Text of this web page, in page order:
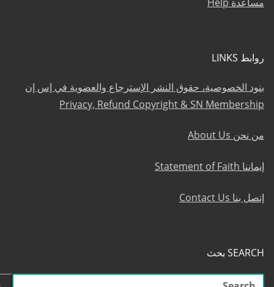
روابط LINKS
بنود الخصوصية، حقوق النشر الإسترجاع والعضوية في إس إن
Privacy, Refund Copyright & SN Membership
من نحن About Us
إيماننا Statement of Faith
إتصل بنا Contact Us
SEARCH بحث
البحث